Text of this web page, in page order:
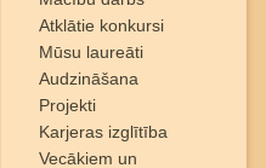
Atklātie konkursi
Mūsu laureāti
Audzināšana
Projekti
Karjeras izglītība
Vecākiem un